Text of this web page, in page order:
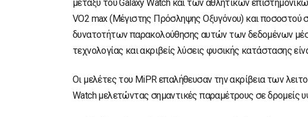
μεταξύ του Galaxy Watch και των αθλητικών
VO2 max (Μέγιστης Πρόσληψης Οξυγόνου) και ποσοστού
δυνατοτήτων παρακολούθησης αυτών των δεδομένων
τεχνολογίας και ακριβείς λύσεις φυσικής κατάστασης
Οι μελέτες του MiPR επαλήθευσαν την ακρίβεια των
Watch μελετώντας σημαντικές παραμέτρους σε δρομείς